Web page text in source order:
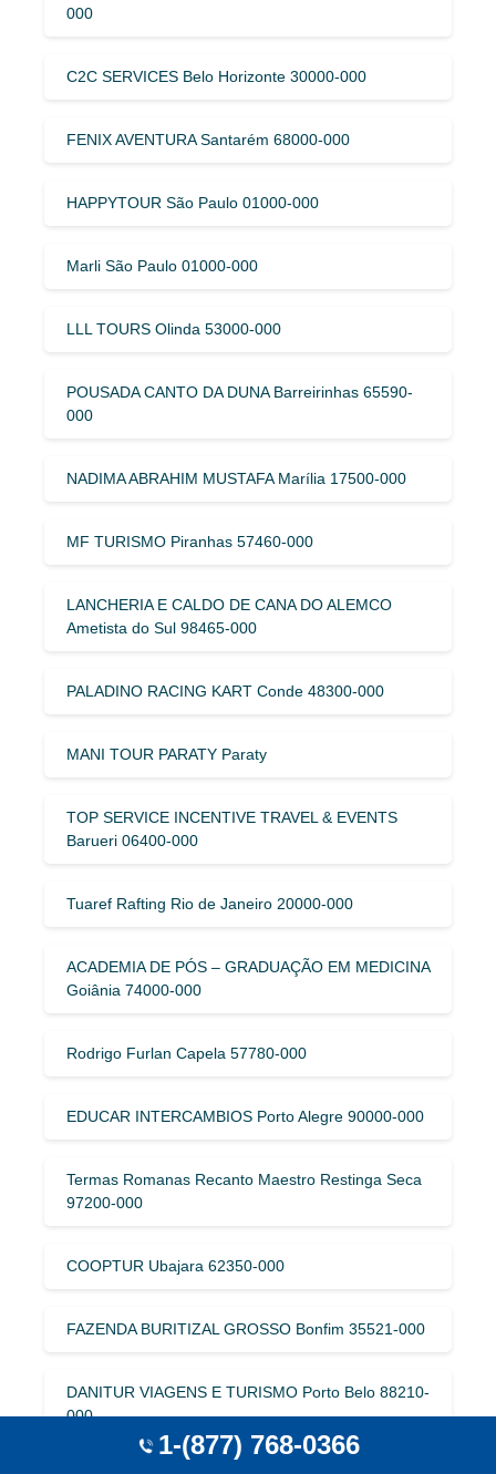
000
C2C SERVICES Belo Horizonte 30000-000
FENIX AVENTURA Santarém 68000-000
HAPPYTOUR São Paulo 01000-000
Marli São Paulo 01000-000
LLL TOURS Olinda 53000-000
POUSADA CANTO DA DUNA Barreirinhas 65590-
000
NADIMA ABRAHIM MUSTAFA Marília 17500-000
MF TURISMO Piranhas 57460-000
LANCHERIA E CALDO DE CANA DO ALEMCO
Ametista do Sul 98465-000
PALADINO RACING KART Conde 48300-000
MANI TOUR PARATY Paraty
TOP SERVICE INCENTIVE TRAVEL & EVENTS
Barueri 06400-000
Tuaref Rafting Rio de Janeiro 20000-000
ACADEMIA DE PÓS – GRADUAÇÃO EM MEDICINA
Goiânia 74000-000
Rodrigo Furlan Capela 57780-000
EDUCAR INTERCAMBIOS Porto Alegre 90000-000
Termas Romanas Recanto Maestro Restinga Seca
97200-000
COOPTUR Ubajara 62350-000
FAZENDA BURITIZAL GROSSO Bonfim 35521-000
DANITUR VIAGENS E TURISMO Porto Belo 88210-
000
1-(877) 768-0366